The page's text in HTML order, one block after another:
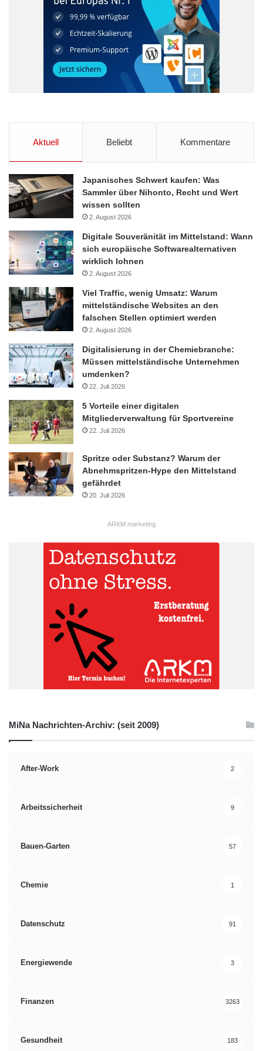
Aktuell Beliebt Kommentare
Japanisches Schwert kaufen: Was
Sammler über Nihonto, Recht und Wert
wissen sollten
2. August 2026
Digitale Souveränität im Mittelstand: Wann
sich europäische Softwarealternativen
wirklich lohnen
2. August 2026
Viel Traffic, wenig Umsatz: Warum
mittelständische Websites an den
falschen Stellen optimiert werden
2. August 2026
Digitalisierung in der Chemiebranche:
Müssen mittelständische Unternehmen
umdenken?
22. Juli 2026
5 Vorteile einer digitalen
Mitgliederverwaltung für Sportvereine
22. Juli 2026
Spritze oder Substanz? Warum der
Abnehmspritzen-Hype den Mittelstand
gefährdet
20. Juli 2026
ARKM.marketing
MiNa Nachrichten-Archiv: (seit 2009)
After-Work 2
Arbeitssicherheit 9
Bauen-Garten 57
Chemie 1
Datenschutz 91
Energiewende 3
Finanzen 3263
Gesundheit 183